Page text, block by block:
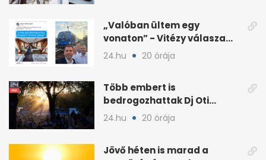
„Valóban ültem egy
vonaton” - Vitézy válasza
Németh Balázs „nagy
leleplezésére”
24.hu 20 órája
Több embert is
bedrogozhattak Dj Oti
koncertjén, a Sziget reagált
24.hu 20 órája
Jövő héten is marad a